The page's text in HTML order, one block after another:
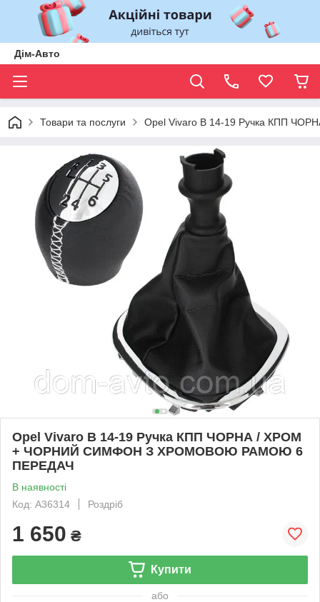
Дім-Авто
Товари та послуги Opel Vivaro B 14-19 Ручка КПП
Opel Vivaro B 14-19 Ручка КПП ЧОРНА / ХРОМ
+ ЧОРНИЙ СИМФОН З ХРОМОВОЮ РАМОЮ 6
ПЕРЕДАЧ
В наявності
Код: A36314
Роздріб
1 650 ₴
Купити
або